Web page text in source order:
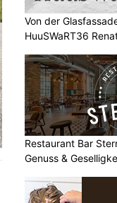
Von der
HuuSWaRT36
Restaurant Bar
Genuss &